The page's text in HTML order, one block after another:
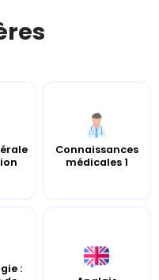
Connaissances
médicales 1
: